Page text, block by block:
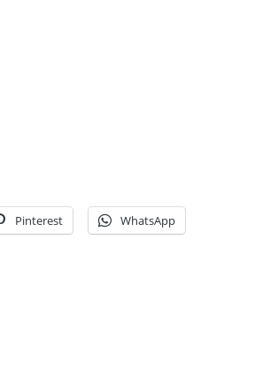
Pinterest WhatsApp